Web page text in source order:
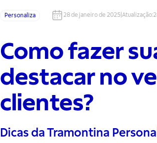
Personaliza 28 de janeiro de 2025 Atualização:
Como fazer
destacar no
clientes?
Dicas da Tramontina